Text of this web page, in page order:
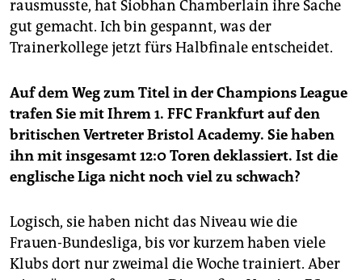
rausmusste, hat Siobhan Chamberlain ihre Sache
gut gemacht. Ich bin gespannt, was der
Trainerkollege jetzt fürs Halbfinale entscheidet.
Auf dem Weg zum Titel in der Champions League
trafen Sie mit Ihrem 1. FFC Frankfurt auf den
britischen Vertreter Bristol Academy. Sie haben
ihn mit insgesamt 12:0 Toren deklassiert. Ist die
englische Liga nicht noch viel zu schwach?
Logisch, sie haben nicht das Niveau wie die
Frauen-Bundesliga, bis vor kurzem haben viele
Klubs dort nur zweimal die Woche trainiert. Aber